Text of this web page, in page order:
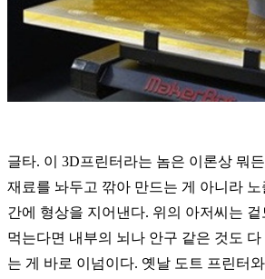
글타. 이 3D프린터라는 놈은 이론상 뭐
재료를 놔두고 깎아 만드는 게 아니라
간에 형상을 지어낸다. 위의 아저씨는
먹는다면 내부의 뇌나 안구 같은 것도
는 게 바로 이넘이다. 옛날 도트 프린터